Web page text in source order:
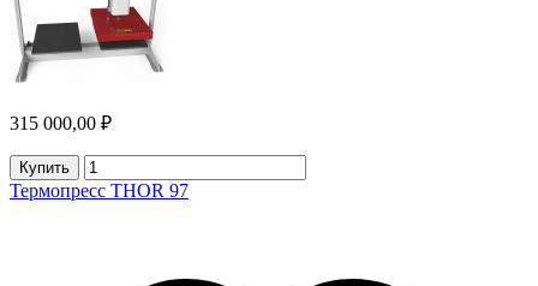
315 000,00 ₽
Купить
Термопресс THOR 97